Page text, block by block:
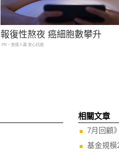
報復性熬夜 癌細胞數攀升
PR・安達人壽 安心抗癌
相關文章
7月回顧
基金規模